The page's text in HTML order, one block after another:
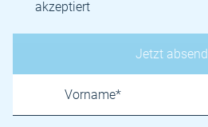
akzeptiert